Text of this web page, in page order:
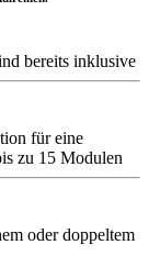
bereits inklusive
für eine
zu 15 Modulen
oder doppeltem